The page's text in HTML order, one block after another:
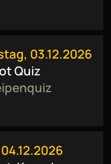
03.12.2026
Quiz